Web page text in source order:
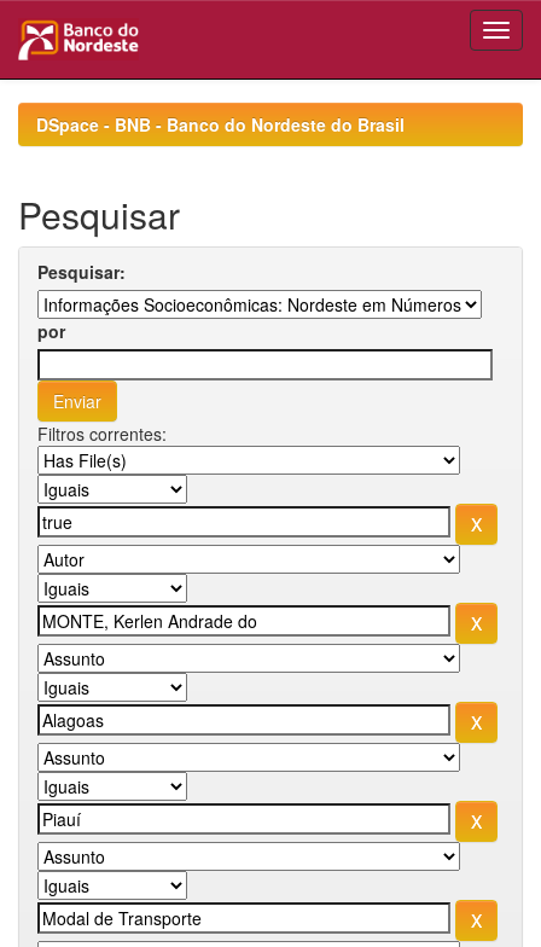
navigationDSpace - BNB - Banco do Nordeste do Brasil
Pesquisar
Pesquisar:
por
Filtros correntes: